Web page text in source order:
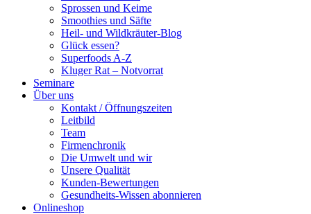
Sprossen und Keime
Smoothies und Säfte
Heil- und Wildkräuter-Blog
Glück essen?
Superfoods A-Z
Kluger Rat – Notvorrat
Seminare
Über uns
Kontakt / Öffnungszeiten
Leitbild
Team
Firmenchronik
Die Umwelt und wir
Unsere Qualität
Kunden-Bewertungen
Gesundheits-Wissen abonnieren
Onlineshop